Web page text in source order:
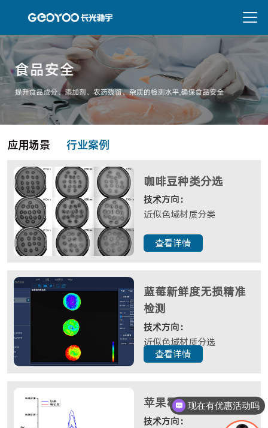
应用场景 行业案例
咖啡豆种类分选
技术方向：
近似色域材质分类
查看详情
蓝莓新鲜度无损精准
检测
技术方向：
近似色域材质分选
查看详情
苹果霉心病检测
技术方向：
现在有优惠活动吗